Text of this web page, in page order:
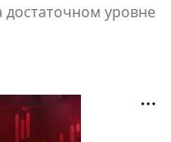
уровне